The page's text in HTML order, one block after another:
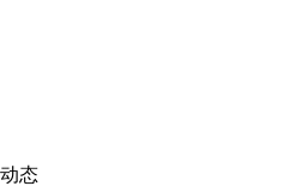
态